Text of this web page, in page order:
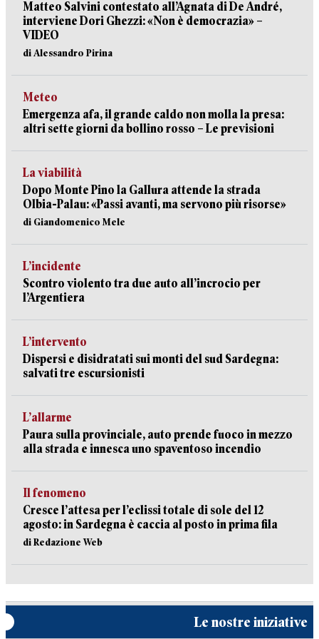
Matteo Salvini contestato all’Agnata di De André,
interviene Dori Ghezzi: «Non è democrazia» –
VIDEO
di Alessandro Pirina
Meteo
Emergenza afa, il grande caldo non molla la presa:
altri sette giorni da bollino rosso – Le previsioni
La viabilità
Dopo Monte Pino la Gallura attende la strada
Olbia-Palau: «Passi avanti, ma servono più risorse»
di Giandomenico Mele
L’incidente
Scontro violento tra due auto all’incrocio per
l’Argentiera
L’intervento
Dispersi e disidratati sui monti del sud Sardegna:
salvati tre escursionisti
L’allarme
Paura sulla provinciale, auto prende fuoco in mezzo
alla strada e innesca uno spaventoso incendio
Il fenomeno
Cresce l’attesa per l’eclissi totale di sole del 12
agosto: in Sardegna è caccia al posto in prima fila
di Redazione Web
Le nostre iniziative